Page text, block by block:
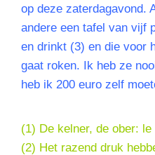
op deze zaterdagavond.
andere een tafel van vijf
en drinkt (3) en die voor
gaat roken. Ik heb ze
heb ik 200 euro zelf
(1) De kelner, de ober:
(2) Het razend druk